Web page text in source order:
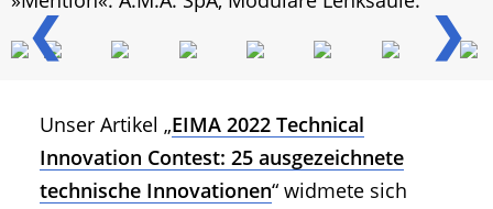
❮ ❯
Unser Artikel „EIMA 2022 Technical
Innovation Contest: 25 ausgezeichnete
technische Innovationen“ widmete sich